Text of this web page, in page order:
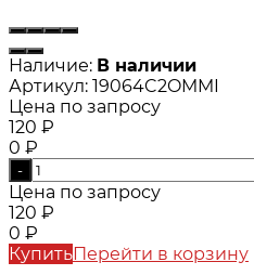
Наличие: В наличии
Артикул: 19064C2OMMI
Цена по запросу
120 ₽
0 ₽
-
Цена по запросу
120 ₽
0 ₽
КупитьПерейти в корзину